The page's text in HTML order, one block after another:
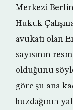
Merkezi
Hukuk
avukatı olan
sayısının
olduğunu
göre şu ana
buzdağının